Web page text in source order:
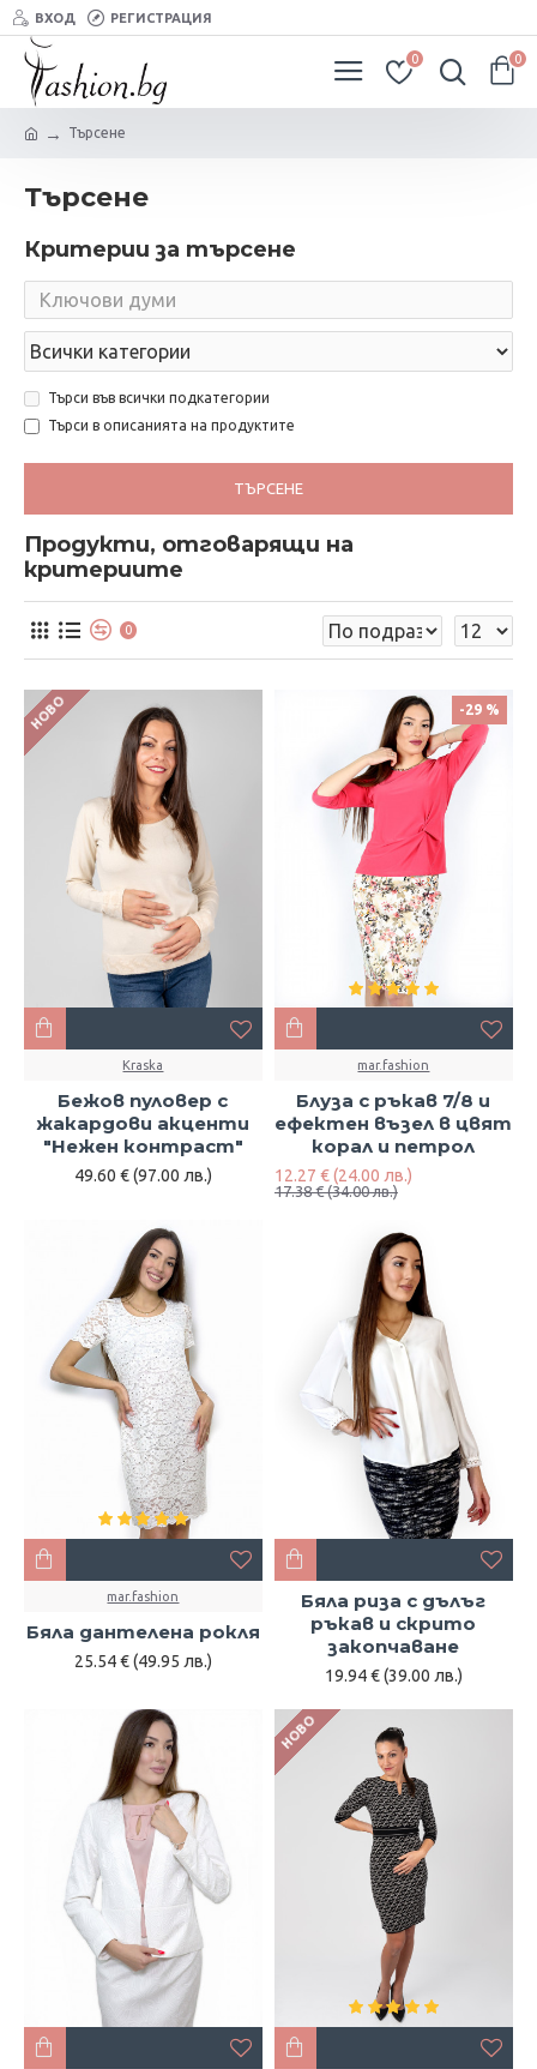
ВХОД РЕГИСТРАЦИЯ
0 0
Търсене
Търсене
Критерии за търсене
Търси във всички подкатегории
Търси в описанията на продуктите
ТЪРСЕНЕ
Продукти, отговарящи на
критериите
0
НОВО
Kraska
Бежов пуловер с
жакардови акценти
"Нежен контраст"
49.60 € (97.00 лв.)
-29 %
mar.fashion
Блуза с ръкав 7/8 и
ефектен възел в цвят
корал и петрол
12.27 € (24.00 лв.)
17.38 € (34.00 лв.)
mar.fashion
Бяла дантелена рокля
25.54 € (49.95 лв.)
Бяла риза с дълъг
ръкав и скрито
закопчаване
19.94 € (39.00 лв.)
НОВО